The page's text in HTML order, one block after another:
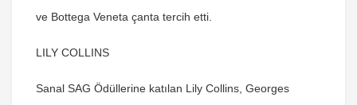
ve Bottega Veneta çanta tercih etti.
LILY COLLINS
Sanal SAG Ödüllerine katılan Lily Collins, Georges